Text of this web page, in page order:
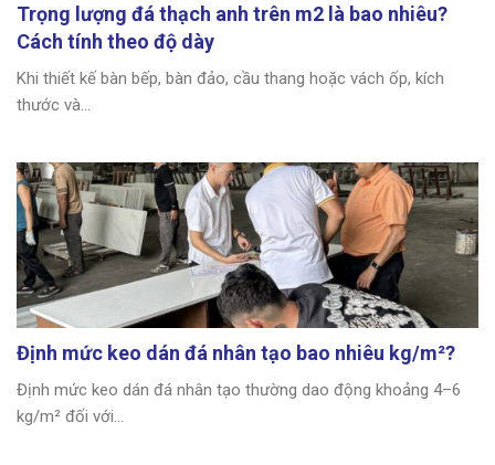
Trọng lượng đá thạch anh trên m2 là bao nhiêu?
Cách tính theo độ dày
Khi thiết kế bàn bếp, bàn đảo, cầu thang hoặc vách ốp, kích
thước và...
Định mức keo dán đá nhân tạo bao nhiêu kg/m²?
Định mức keo dán đá nhân tạo thường dao động khoảng 4–6
kg/m² đối với...